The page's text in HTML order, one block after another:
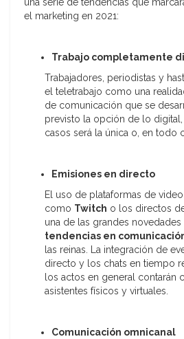
una serie de tendencias que
el marketing en 2021:
Trabajo completamente
Trabajadores, periodistas y
el teletrabajo como una
de comunicación que se
previsto la opción de lo
casos será la única o, en todo
Emisiones en directo
El uso de plataformas de
como Twitch o los directos
una de las grandes
tendencias en
las reinas. La integración de
directo y los chats en tiempo
los actos en general contarán
asistentes físicos y virtuales.
Comunicación omnicanal